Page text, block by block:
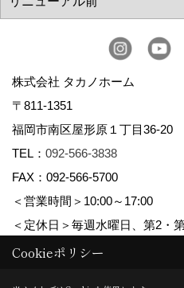
株式会社 タカノホーム
〒811-1351
福岡市南区屋形原１丁目36-20
TEL： 092-566-3838
FAX：092-566-5700
＜営業時間＞10:00～17:00
＜定休日＞毎週水曜日、第2・
ゴールデンウィーク、夏季休暇
Cookieポリシー